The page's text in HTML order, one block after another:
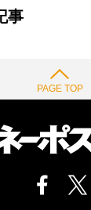
事
PAGE TOP